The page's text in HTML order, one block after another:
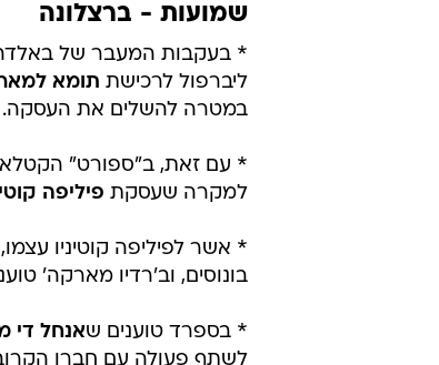
שמועות - ברצלונה
* בעקבות המעבר של
ליברפול לרכישת תומא
במטרה להשלים את העסקה.
* עם זאת, ב"ספורט"
למקרה שעסקת פיליפה
בונוסים, וב'רדיו מארקה'
* בספרד טוענים שאנחל די